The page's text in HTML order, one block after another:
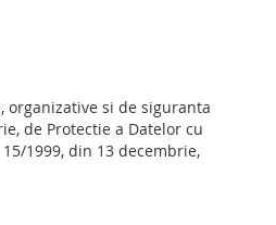
organizative si de siguranta
de Protectie a Datelor cu
1999, din 13 decembrie,